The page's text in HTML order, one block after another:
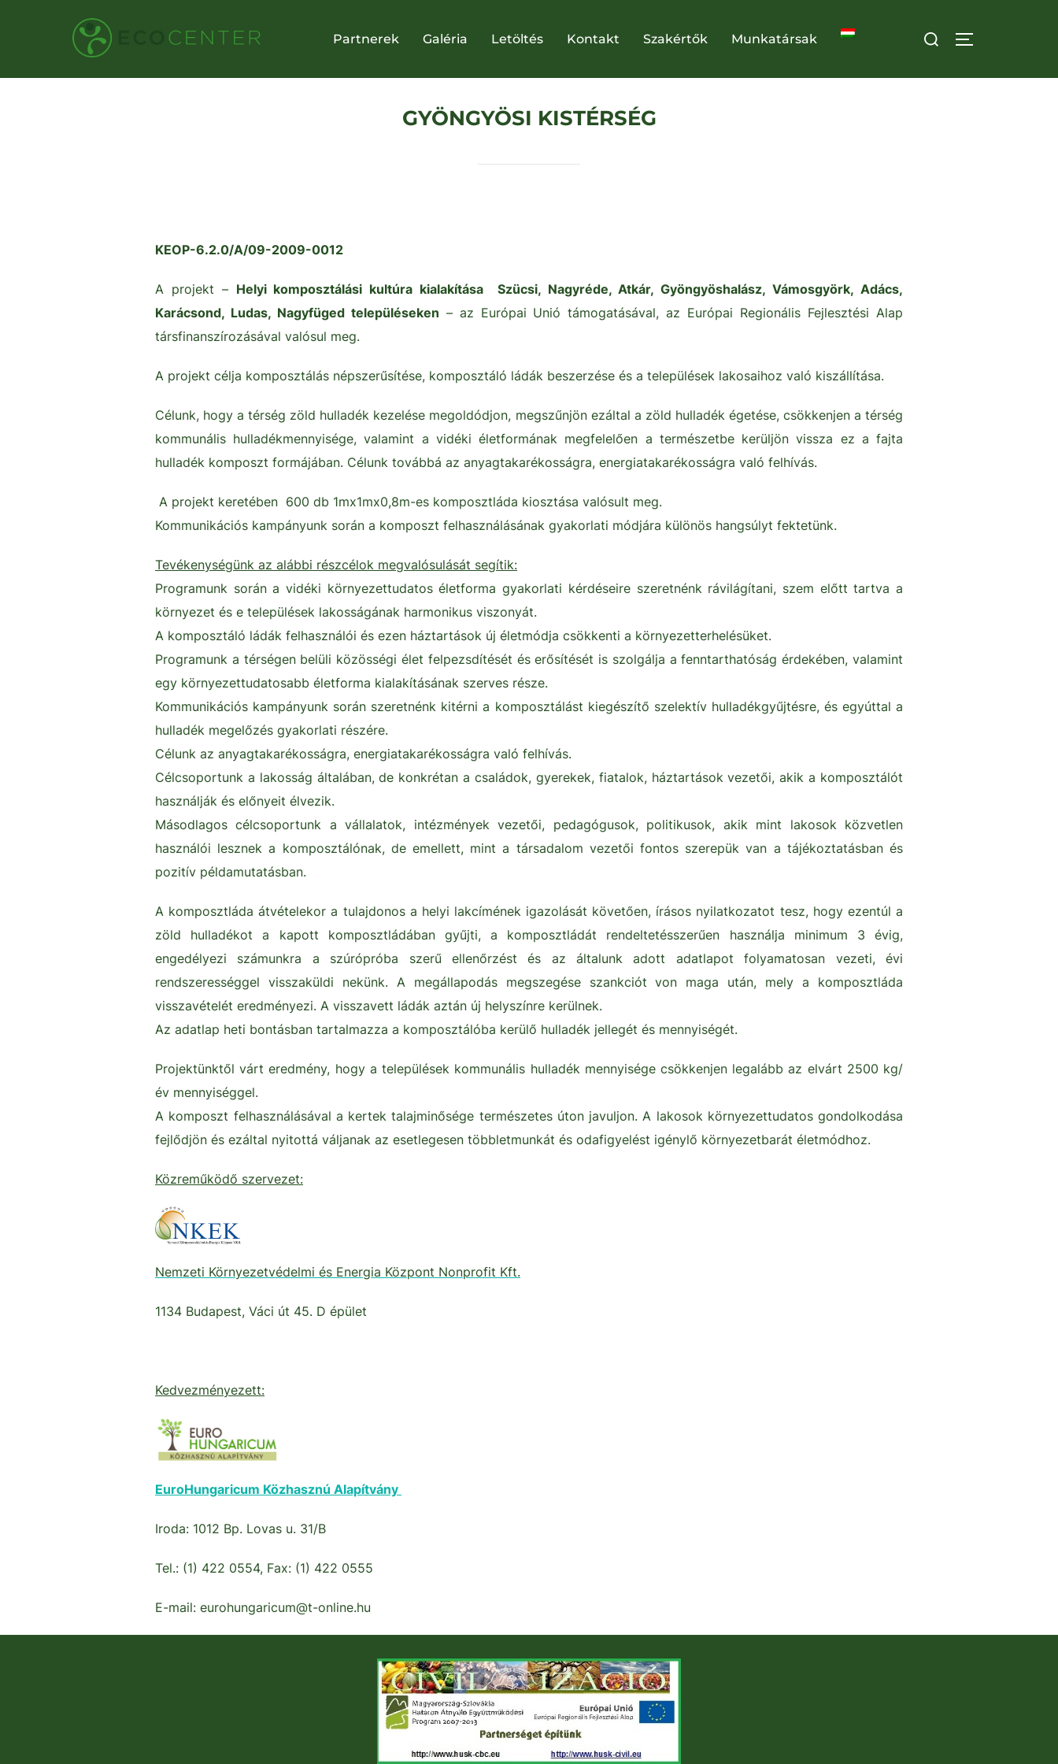
Partnerek Galéria Letöltés Kontakt Szakértők Munkatársak
Search
TOGGLE
GYÖNGYÖSI KISTÉRSÉG
KEOP-6.2.0/A/09-2009-0012
A projekt – Helyi komposztálási kultúra kialakítása Szücsi, Nagyréde, Atkár, Gyöngyöshalász, Vámosgyörk, Adács,
Karácsond, Ludas, Nagyfüged településeken – az Európai Unió támogatásával, az Európai Regionális Fejlesztési Alap
társfinanszírozásával valósul meg.
A projekt célja komposztálás népszerűsítése, komposztáló ládák beszerzése és a települések lakosaihoz való kiszállítása.
Célunk, hogy a térség zöld hulladék kezelése megoldódjon, megszűnjön ezáltal a zöld hulladék égetése, csökkenjen a térség
kommunális hulladékmennyisége, valamint a vidéki életformának megfelelően a természetbe kerüljön vissza ez a fajta
hulladék komposzt formájában. Célunk továbbá az anyagtakarékosságra, energiatakarékosságra való felhívás.
A projekt keretében 600 db 1mx1mx0,8m-es komposztláda kiosztása valósult meg.
Kommunikációs kampányunk során a komposzt felhasználásának gyakorlati módjára különös hangsúlyt fektetünk.
Tevékenységünk az alábbi részcélok megvalósulását segítik:
Programunk során a vidéki környezettudatos életforma gyakorlati kérdéseire szeretnénk rávilágítani, szem előtt tartva a
környezet és e települések lakosságának harmonikus viszonyát.
A komposztáló ládák felhasználói és ezen háztartások új életmódja csökkenti a környezetterhelésüket.
Programunk a térségen belüli közösségi élet felpezsdítését és erősítését is szolgálja a fenntarthatóság érdekében, valamint
egy környezettudatosabb életforma kialakításának szerves része.
Kommunikációs kampányunk során szeretnénk kitérni a komposztálást kiegészítő szelektív hulladékgyűjtésre, és egyúttal a
hulladék megelőzés gyakorlati részére.
Célunk az anyagtakarékosságra, energiatakarékosságra való felhívás.
Célcsoportunk a lakosság általában, de konkrétan a családok, gyerekek, fiatalok, háztartások vezetői, akik a komposztálót
használják és előnyeit élvezik.
Másodlagos célcsoportunk a vállalatok, intézmények vezetői, pedagógusok, politikusok, akik mint lakosok közvetlen
használói lesznek a komposztálónak, de emellett, mint a társadalom vezetői fontos szerepük van a tájékoztatásban és
pozitív példamutatásban.
A komposztláda átvételekor a tulajdonos a helyi lakcímének igazolását követően, írásos nyilatkozatot tesz, hogy ezentúl a
zöld hulladékot a kapott komposztládában gyűjti, a komposztládát rendeltetésszerűen használja minimum 3 évig,
engedélyezi számunkra a szúrópróba szerű ellenőrzést és az általunk adott adatlapot folyamatosan vezeti, évi
rendszerességgel visszaküldi nekünk. A megállapodás megszegése szankciót von maga után, mely a komposztláda
visszavételét eredményezi. A visszavett ládák aztán új helyszínre kerülnek.
Az adatlap heti bontásban tartalmazza a komposztálóba kerülő hulladék jellegét és mennyiségét.
Projektünktől várt eredmény, hogy a települések kommunális hulladék mennyisége csökkenjen legalább az elvárt 2500 kg/
év mennyiséggel.
A komposzt felhasználásával a kertek talajminősége természetes úton javuljon. A lakosok környezettudatos gondolkodása
fejlődjön és ezáltal nyitottá váljanak az esetlegesen többletmunkát és odafigyelést igénylő környezetbarát életmódhoz.
Közreműködő szervezet:
Nemzeti Környezetvédelmi és Energia Központ Nonprofit Kft.
1134 Budapest, Váci út 45. D épület
Kedvezményezett:
EuroHungaricum Közhasznú Alapítvány
Iroda: 1012 Bp. Lovas u. 31/B
Tel.: (1) 422 0554, Fax: (1) 422 0555
E-mail: eurohungaricum@t-online.hu